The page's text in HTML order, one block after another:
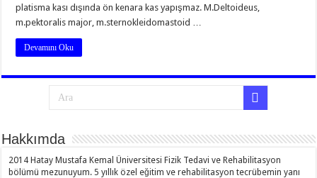
platisma kası dışında ön kenara kas yapışmaz. M.Deltoideus,
m.pektoralis major, m.sternokleidomastoid …
Devamını Oku
Hakkımda
2014 Hatay Mustafa Kemal Üniversitesi Fizik Tedavi ve Rehabilitasyon
bölümü mezunuyum. 5 yıllık özel eğitim ve rehabilitasyon tecrübemin yanı